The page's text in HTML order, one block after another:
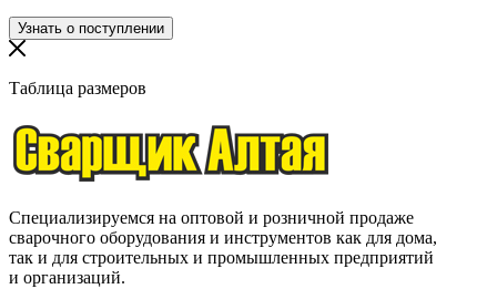
Таблица размеров
Специализируемся на оптовой и розничной продаже
сварочного оборудования и инструментов как для дома,
так и для строительных и промышленных предприятий
и организаций.